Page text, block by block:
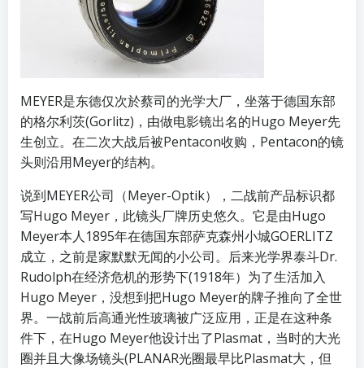
MEYER是东德仅次於蔡司的光学大厂，坐落于德国东部
的格尔利茨(Gorlitz)，由做电影镜出名的Hugo Meyer先
生创立。在二次大战后被Pentacon收购，Pentacon的镜
头则沿用Meyer的结构。
说到MEYER公司（Meyer-Optik），二战前产品标识都
写Hugo Meyer，此镜头厂牌历史悠久。它是由Hugo
Meyer本人1895年在德国东部萨克森州小城GOERLITZ
成立，之前是家默默无闻的小公司。后来光学界泰斗Dr.
Rudolph在经济危机的形势下(1918年）为了生活加入
Hugo Meyer，没想到把Hugo Meyer的牌子推向了全世
界。一战前后高通光性玻璃被广泛应用，正是在这种条
件下，在Hugo Meyer他设计出了Plasmat，当时的大光
圈并且大像场镜头(PLANAR光圈最早比Plasmat大，但